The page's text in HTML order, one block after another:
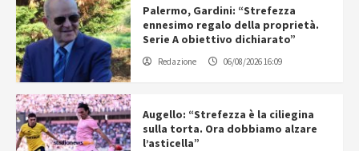
Palermo, Gardini: “Strefezza
ennesimo regalo della proprietà.
Serie A obiettivo dichiarato”
Redazione 06/08/2026 16:09
Augello: “Strefezza è la ciliegina
sulla torta. Ora dobbiamo alzare
l’asticella”